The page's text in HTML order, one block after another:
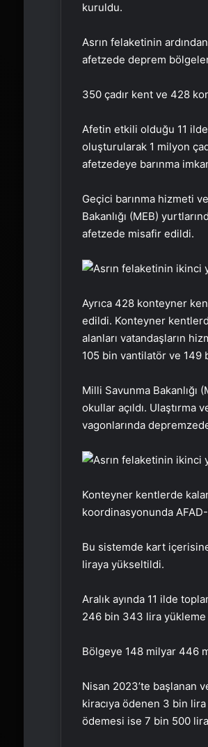
kuruldu.
Asrın felaketinin
afetzede deprem
350 çadır kent ve 428
Afetin etkili olduğu 11
oluşturularak 1 milyon
afetzedeye barınma
Geçici barınma hizmeti
Bakanlığı (MEB)
afetzede misafir edildi.
Ayrıca 428 konteyner
edildi. Konteyner
alanları vatandaşların
105 bin vantilatör ve 149
Milli Savunma
okullar açıldı. Ulaştırma
vagonlarında
Konteyner kentlerde
koordinasyonunda
Bu sistemde kart
liraya yükseltildi.
Aralık ayında 11 ilde
246 bin 343 lira yükleme
Bölgeye 148 milyar 446
Nisan 2023’te başlanan
kiracıya ödenen 3 bin
ödemesi ise 7 bin 500